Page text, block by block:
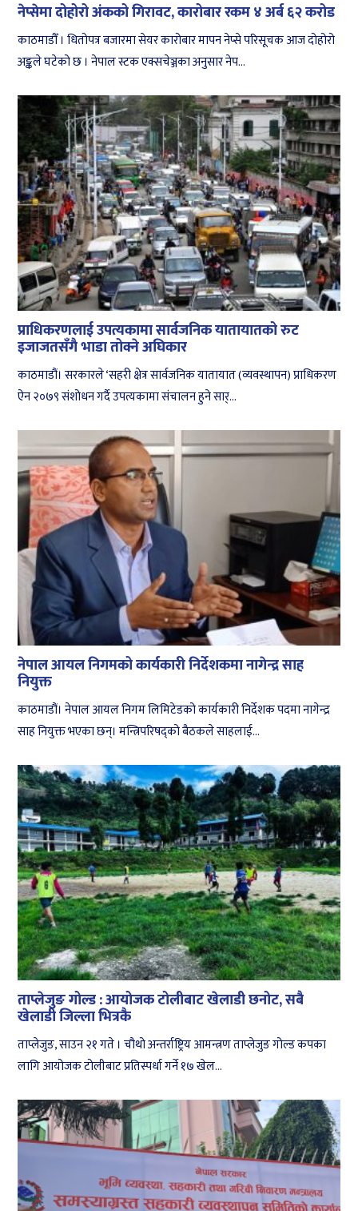
नेप्सेमा दोहोरो अंकको गिरावट, कारोबार रकम ४ अर्ब ६२ करोड
काठमाडौँ । धितोपत्र बजारमा सेयर कारोबार मापन नेप्से परिसूचक आज दोहोरो
अङ्कले घटेको छ । नेपाल स्टक एक्सचेञ्जका अनुसार नेप...
प्राधिकरणलाई उपत्यकामा सार्वजनिक यातायातको रुट
इजाजतसँगै भाडा तोक्ने अघिकार
काठमाडौं। सरकारले ‘सहरी क्षेत्र सार्वजनिक यातायात (व्यवस्थापन) प्राधिकरण
ऐन २०७९ संशोधन गर्दै उपत्यकामा संचालन हुने सार्...
नेपाल आयल निगमको कार्यकारी निर्देशकमा नागेन्द्र साह
नियुक्त
काठमाडौं। नेपाल आयल निगम लिमिटेडको कार्यकारी निर्देशक पदमा नागेन्द्र
साह नियुक्त भएका छन्। मन्त्रिपरिषद्को बैठकले साहलाई...
ताप्लेजुङ गोल्ड : आयोजक टोलीबाट खेलाडी छनोट, सबै
खेलाडी जिल्ला भित्रकै
ताप्लेजुङ, साउन २१ गते । चौथो अन्तर्राष्ट्रिय आमन्त्रण ताप्लेजुङ गोल्ड कपका
लागि आयोजक टोलीबाट प्रतिस्पर्धा गर्ने १७ खेल...